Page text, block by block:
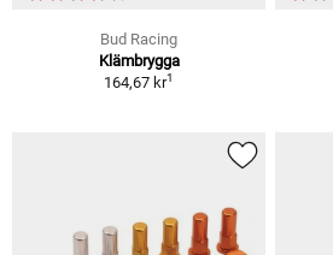
Bud Racing
Klämbrygga
164,67 kr1